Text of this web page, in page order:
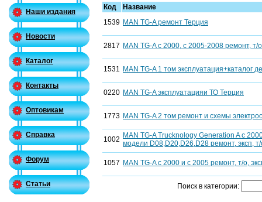
Наши издания
Новости
Каталог
Контакты
Оптовикам
Справка
Форум
Статьи
Код
Название
1539 MAN TG-A ремонт Терция
2817 MAN TG-A c 2000, c 2005-2008 ремонт, т/
1531 MAN TG-A 1 том эксплуатация+каталог
0220 MAN TG-A эксплуатацияи ТО Терция
1773 MAN TG-A 2 том ремонт и схемы
1002 MAN TG-A Trucknology Generation A c
модели D08,D20,D26,D28 ремонт, эксп,
1057 MAN TG-A c 2000 и с 2005 ремонт, т/о,
Поиск в категории: